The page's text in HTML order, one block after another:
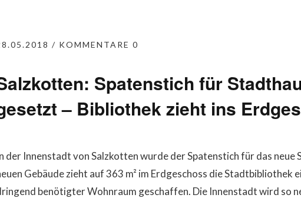
KOMMENTARE 0
Spatenstich für
– Bibliothek zieht ins
der Innenstadt von Salzkotten wurde der Spatenstich für das neue
Gebäude zieht auf 363 m² im Erdgeschoss die Stadtbibliothek
benötigter Wohnraum geschaffen. Die Innenstadt wird so